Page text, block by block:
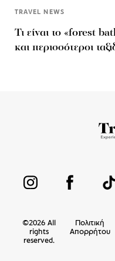
TRAVEL NEWS
Τι είναι το «forest
και περισσότεροι
©2026 All
rights
reserved.
Πολιτική
Απορρήτου